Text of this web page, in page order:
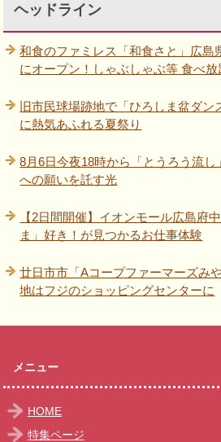
ヘッドライン
和食のファミレス「和食さと」広島
にオープン！しゃぶしゃぶ等 食べ放
旧市民球場跡地で「ひろしま盆ダン
に熱気あふれる夏祭り
8月6日今夜18時から「とうろう流
への願いを託す光
【2日間開催】イオンモール広島府
ま」好き！が見つかるお仕事体験
廿日市市「Aコープファーマーズみ
地はフジのショッピングセンターに
メニュー
HOME
特集ページ